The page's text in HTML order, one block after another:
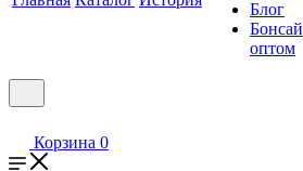
Блог
Бонсай
оптом
Корзина 0